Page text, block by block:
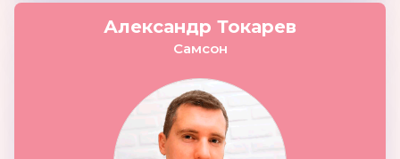
Александр Токарев
Самсон